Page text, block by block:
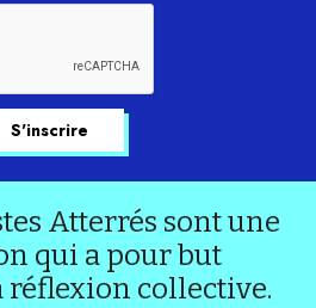
Atterrés sont une
qui a pour but
réflexion collective.